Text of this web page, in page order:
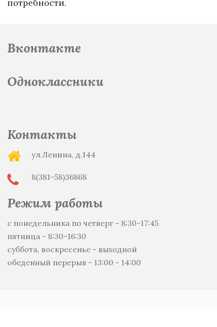
потребности.
Вконтакте
Одноклассники
Контакты
ул.Ленина, д.144
8(381-58)36868
Режим работы
с понедельника по четверг - 8:30-17:45
пятница - 8:30-16:30
суббота, воскресенье - выходной
обеденный перерыв - 13:00 - 14:00